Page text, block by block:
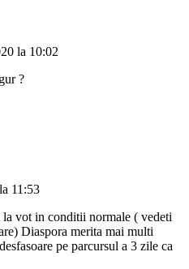
la 10:02
?
11:53
vot in conditii normale ( vedeti
Diaspora merita mai multi
pe parcursul a 3 zile ca